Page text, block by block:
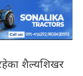
शैल्यशिखर